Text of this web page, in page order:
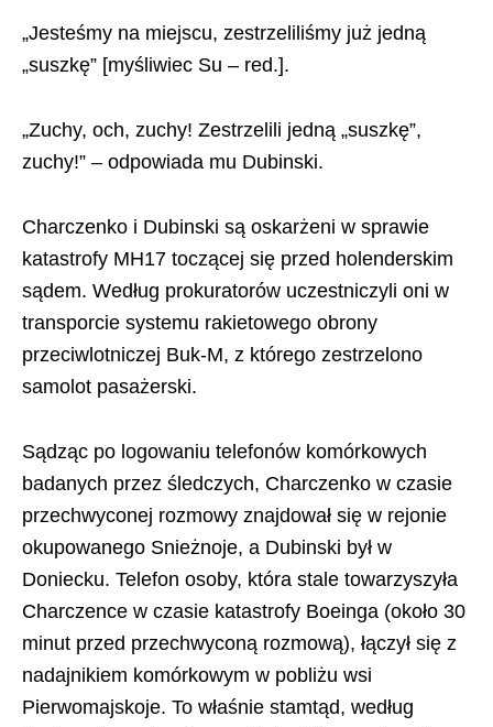
„Jesteśmy na miejscu, zestrzeliliśmy już jedną
„suszkę” [myśliwiec Su – red.].
„Zuchy, och, zuchy! Zestrzelili jedną „suszkę”,
zuchy!” – odpowiada mu Dubinski.
Charczenko i Dubinski są oskarżeni w sprawie
katastrofy MH17 toczącej się przed holenderskim
sądem. Według prokuratorów uczestniczyli oni w
transporcie systemu rakietowego obrony
przeciwlotniczej Buk-M, z którego zestrzelono
samolot pasażerski.
Sądząc po logowaniu telefonów komórkowych
badanych przez śledczych, Charczenko w czasie
przechwyconej rozmowy znajdował się w rejonie
okupowanego Snieżnoje, a Dubinski był w
Doniecku. Telefon osoby, która stale towarzyszyła
Charczence w czasie katastrofy Boeinga (około 30
minut przed przechwyconą rozmową), łączył się z
nadajnikiem komórkowym w pobliżu wsi
Pierwomajskoje. To właśnie stamtąd, według